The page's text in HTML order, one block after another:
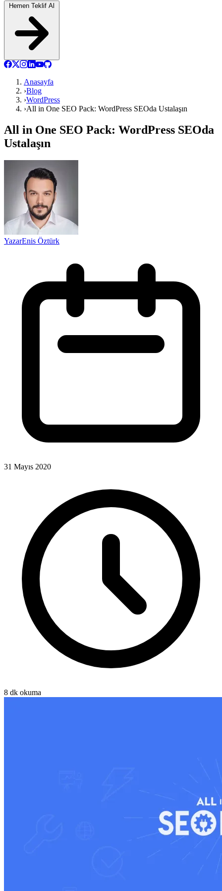
Anasayfa
›Blog
›WordPress
›All in One SEO Pack: WordPress SEOda Ustalaşın
All in One SEO Pack: WordPress SEOda
Ustalaşın
YazarEnis Öztürk
31 Mayıs 2020
8 dk okuma